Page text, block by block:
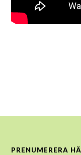
PRENUMERERA